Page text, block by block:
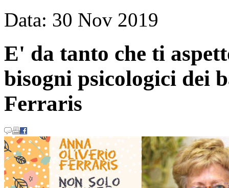
Data: 30 Nov 2019
E' da tanto che ti
bisogni psicologici dei
Ferraris